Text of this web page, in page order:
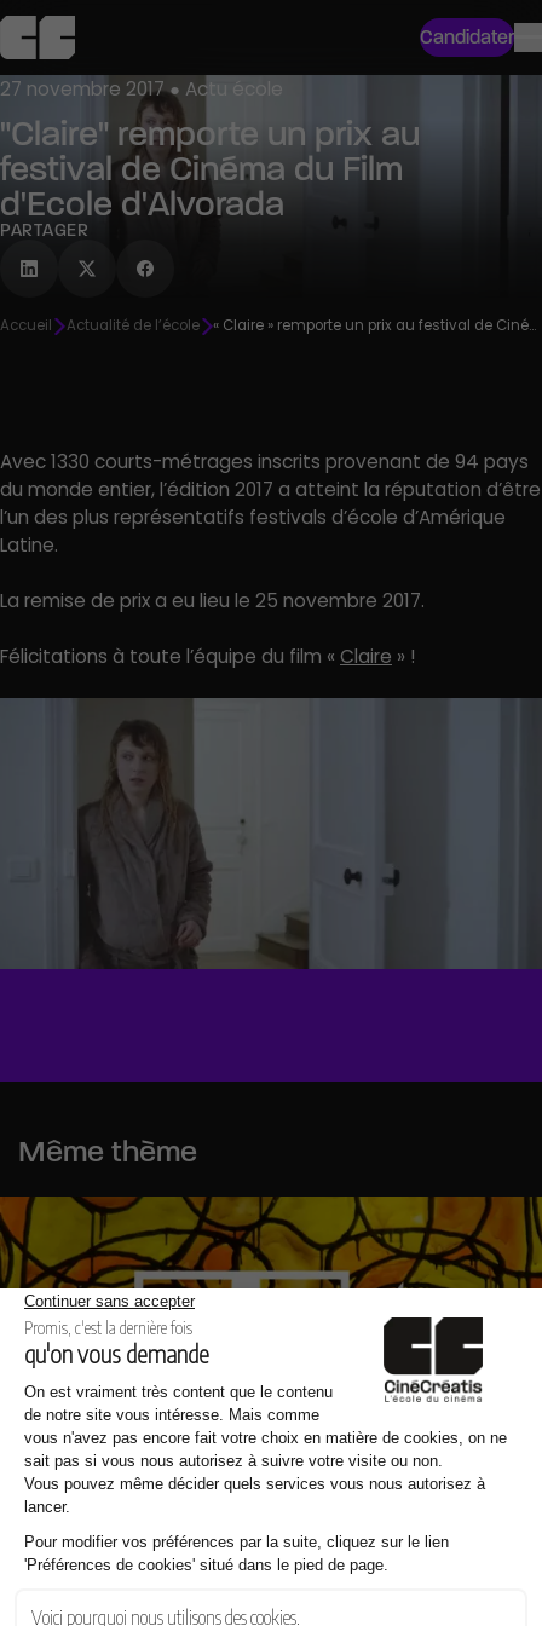
Candidater
27 novembre 2017 ● Actu école
"Claire" remporte un prix au
festival de Cinéma du Film
d'Ecole d'Alvorada
PARTAGER
Accueil Actualité de l’école « Claire » remporte un prix au festival de Cinéma du Film d’Ecole d’Alvorada
Avec 1330 courts-métrages inscrits provenant de 94 pays
du monde entier, l’édition 2017 a atteint la réputation d’être
l’un des plus représentatifs festivals d’école d’Amérique
Latine.
La remise de prix a eu lieu le 25 novembre 2017.
Félicitations à toute l’équipe du film « Claire » !
Même thème
07.08.2026
Cinécréatis renouvelle son partenariat avec le F.E.A.T Festival
Les dernières news